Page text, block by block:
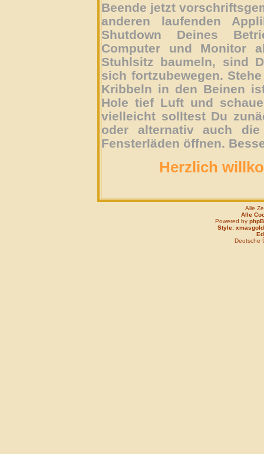
Beende jetzt
anderen laufenden
Shutdown Deines
Computer und Monitor
Stuhlsitz baumeln, sind
sich fortzubewegen.
Kribbeln in den Beinen
Hole tief Luft und
vielleicht solltest Du
oder alternativ auch
Fensterläden öffnen.
Herzlich
Alle
Alle
Powered by
Style: xmasgold
Deutsche